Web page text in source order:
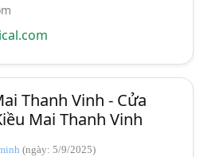
Thanh Vinh - Cửa
Mai Thanh Vinh
(ngày: 5/9/2025)